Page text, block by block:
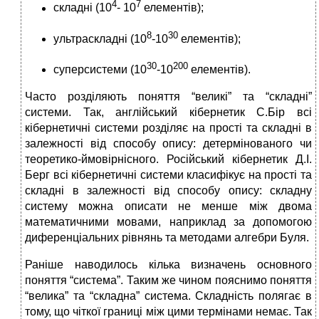
складні (104- 107 елементів);
ультраскладні (108-1030 елементів);
суперсистеми (1030-10200 елементів).
Часто розділяють поняття “великі” та “складні”
системи. Так, англійський кібернетик С.Бір всі
кібернетичні системи розділяє на прості та складні в
залежності від способу опису: детермінованого чи
теоретико-ймовірнісного. Російський кібернетик Д.І.
Берг всі кібернетичні системи класифікує на прості та
складні в залежності від способу опису: складну
систему можна описати не менше між двома
математичними мовами, наприклад за допомогою
диференціальних рівнянь та методами алгебри Буля.
Раніше наводилось кілька визначень основного
поняття “система”. Таким же чином пояснимо поняття
“велика” та “складна” система. Складність полягає в
тому, що чіткої границі між цими термінами немає. Так